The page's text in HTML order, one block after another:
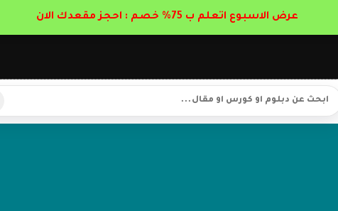
عرض الاسبوع اتعلم ب 75% خصم : احجز مقعدك الان